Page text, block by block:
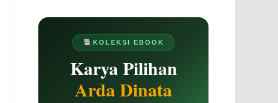
KOLEKSI EBOOK
Karya Pilihan
Arda Dinata